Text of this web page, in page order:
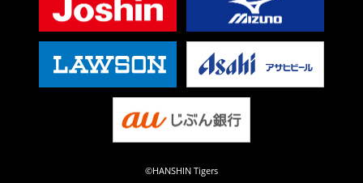
©HANSHIN Tigers